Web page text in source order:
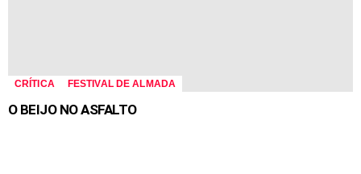
CRÍTICA FESTIVAL DE ALMADA
O BEIJO NO ASFALTO